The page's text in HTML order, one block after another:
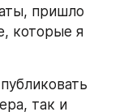
пришло
которые я
так и